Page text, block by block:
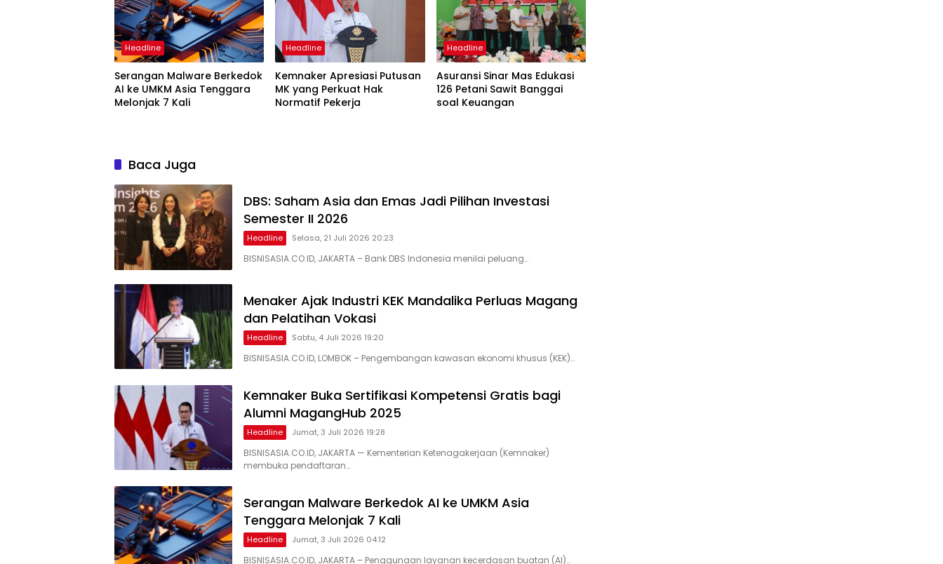
Headline
Serangan Malware Berkedok
AI ke UMKM Asia Tenggara
Melonjak 7 Kali
Headline
Kemnaker Apresiasi Putusan
MK yang Perkuat Hak
Normatif Pekerja
Headline
Asuransi Sinar Mas Edukasi
126 Petani Sawit Banggai
soal Keuangan
Baca Juga
DBS: Saham Asia dan Emas Jadi Pilihan Investasi
Semester II 2026
Headline Selasa, 21 Juli 2026 20:23
BISNISASIA.CO.ID, JAKARTA – Bank DBS Indonesia menilai peluang…
Menaker Ajak Industri KEK Mandalika Perluas Magang
dan Pelatihan Vokasi
Headline Sabtu, 4 Juli 2026 19:20
BISNISASIA.CO.ID, LOMBOK – Pengembangan kawasan ekonomi khusus (KEK)…
Kemnaker Buka Sertifikasi Kompetensi Gratis bagi
Alumni MagangHub 2025
Headline Jumat, 3 Juli 2026 19:28
BISNISASIA.CO.ID, JAKARTA — Kementerian Ketenagakerjaan (Kemnaker)
membuka pendaftaran…
Serangan Malware Berkedok AI ke UMKM Asia
Tenggara Melonjak 7 Kali
Headline Jumat, 3 Juli 2026 04:12
BISNISASIA.CO.ID, JAKARTA – Penggunaan layanan kecerdasan buatan (AI)…